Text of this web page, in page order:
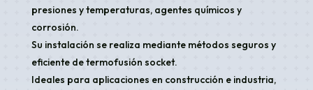
presiones y temperaturas, agentes químicos y
corrosión.
Su instalación se realiza mediante métodos seguros y
eficiente de termofusión socket.
Ideales para aplicaciones en construcción e industria,